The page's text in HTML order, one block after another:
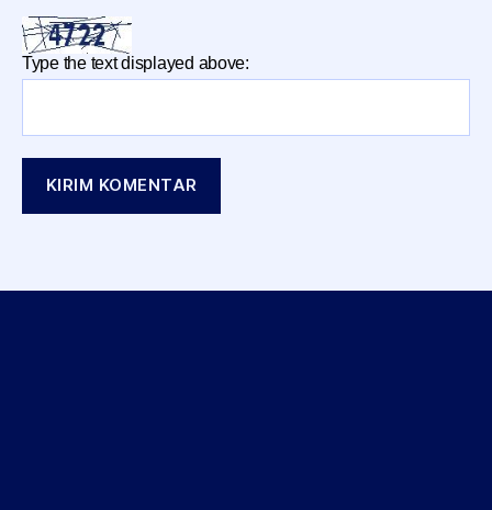
Type the text displayed above: